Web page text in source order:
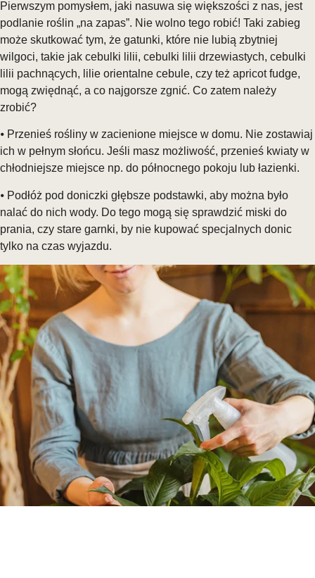
Pierwszym pomysłem, jaki nasuwa się większości z nas, jest
podlanie roślin „na zapas”. Nie wolno tego robić! Taki zabieg
może skutkować tym, że gatunki, które nie lubią zbytniej
wilgoci, takie jak cebulki lilii, cebulki lilii drzewiastych, cebulki
lilii pachnących, lilie orientalne cebule, czy też apricot fudge,
mogą zwiędnąć, a co najgorsze zgnić. Co zatem należy
zrobić?
⦁ Przenieś rośliny w zacienione miejsce w domu. Nie zostawiaj
ich w pełnym słońcu. Jeśli masz możliwość, przenieś kwiaty w
chłodniejsze miejsce np. do północnego pokoju lub łazienki.
⦁ Podłóż pod doniczki głębsze podstawki, aby można było
nalać do nich wody. Do tego mogą się sprawdzić miski do
prania, czy stare garnki, by nie kupować specjalnych donic
tylko na czas wyjazdu.